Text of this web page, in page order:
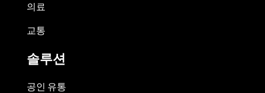
의료
교통
솔루션
공인 유통